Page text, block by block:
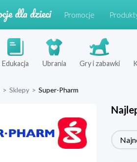
Promocje
Edukacja Ubrania Gry i zabawki
> Sklepy > Super-Pharm